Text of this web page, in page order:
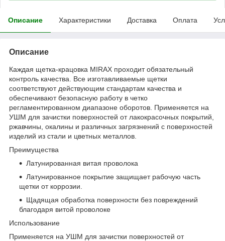
Описание Характеристики Доставка Оплата
Описание
Каждая щетка-крацовка MIRAX проходит обязательный
контроль качества. Все изготавливаемые щетки
соответствуют действующим стандартам качества и
обеспечивают безопасную работу в четко
регламентированном диапазоне оборотов. Применяется на
УШМ для зачистки поверхностей от лакокрасочных покрытий,
ржавчины, окалины и различных загрязнений с поверхностей
изделий из стали и цветных металлов.
Преимущества
Латунированная витая проволока
Латунированное покрытие защищает рабочую часть
щетки от коррозии.
Щадящая обработка поверхности без повреждений
благодаря витой проволоке
Использование
Применяется на УШМ для зачистки поверхностей от